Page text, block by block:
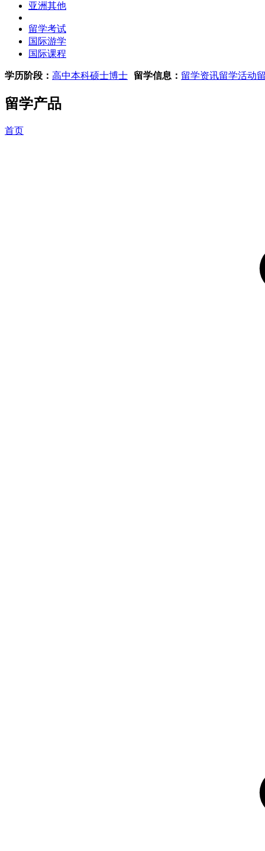
亚洲其他
留学考试
国际游学
国际课程
学历阶段： 高中本科硕士博士 留学信息： 留学资讯留学活动
留学产品
首页